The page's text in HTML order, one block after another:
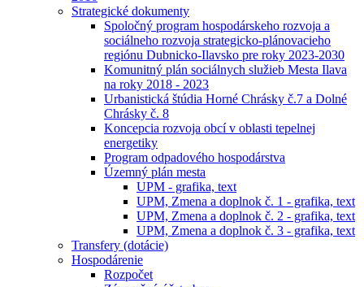
Strategické dokumenty
Spoločný program hospodárskeho rozvoja a
sociálneho rozvoja strategicko-plánovacieho
regiónu Dubnicko-Ilavsko pre roky 2023-2030
Komunitný plán sociálnych služieb Mesta Ilava
na roky 2018 - 2023
Urbanistická štúdia Horné Chrásky č.7 a Dolné
Chrásky č. 8
Koncepcia rozvoja obcí v oblasti tepelnej
energetiky
Program odpadového hospodárstva
Územný plán mesta
UPM - grafika, text
UPM, Zmena a doplnok č. 1 - grafika, text
UPM, Zmena a doplnok č. 2 - grafika, text
UPM, Zmena a doplnok č. 3 - grafika, text
Transfery (dotácie)
Hospodárenie
Rozpočet